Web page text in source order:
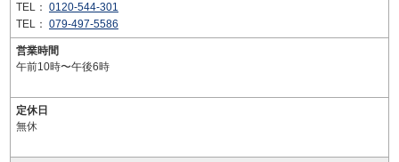
TEL： 0120-544-301
TEL： 079-497-5586
営業時間
午前10時〜午後6時
定休日
無休